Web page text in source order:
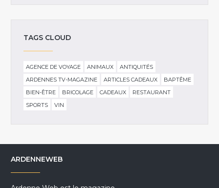
TAGS CLOUD
AGENCE DE VOYAGE ANIMAUX
ANTIQUITÉS
ARDENNES TV-MAGAZINE
ARTICLES CADEAUX
BAPTÊME
BIEN-ÊTRE
BRICOLAGE CADEAUX
RESTAURANT
SPORTS
VIN
ARDENNEWEB